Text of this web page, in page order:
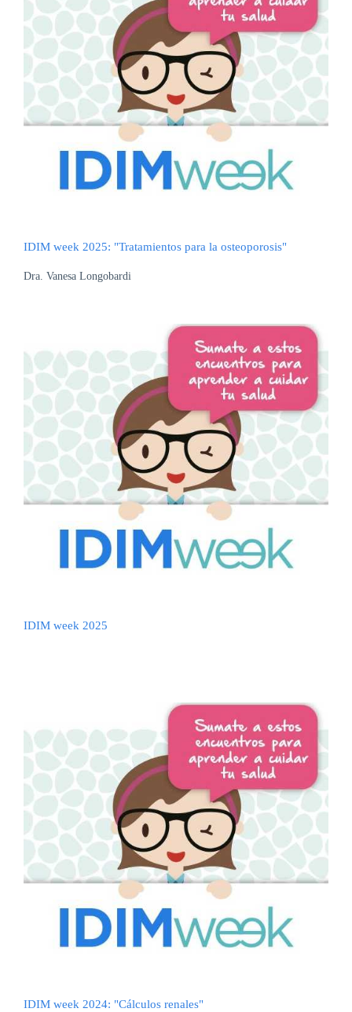
IDIM week 2025: "Tratamientos para la osteoporosis"
Dra. Vanesa Longobardi
IDIM week 2025
IDIM week 2024: "Cálculos renales"